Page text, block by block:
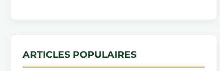
ARTICLES POPULAIRES